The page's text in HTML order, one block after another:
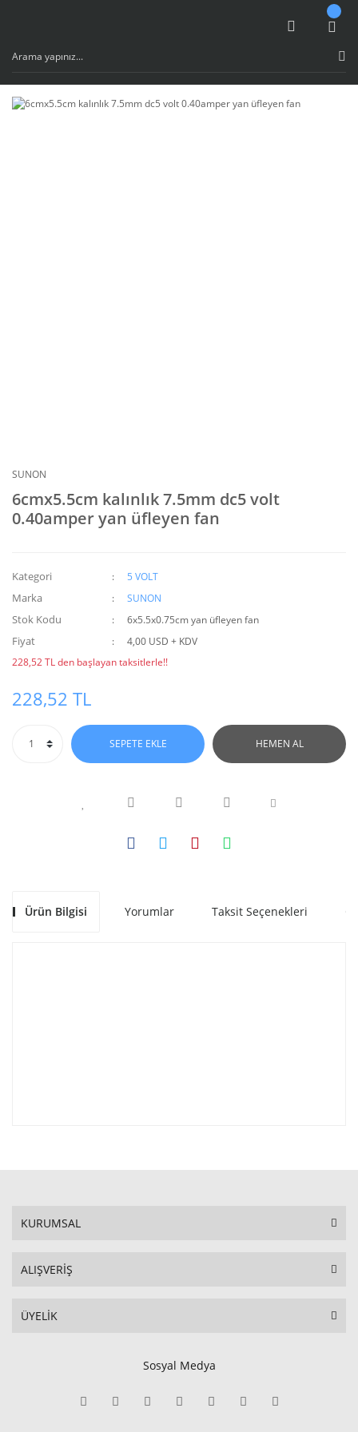
SUNON
6cmx5.5cm kalınlık 7.5mm dc5 volt
0.40amper yan üfleyen fan
Kategori 5 VOLT
Marka SUNON
Stok Kodu 6x5.5x0.75cm yan üfleyen fan
Fiyat
4,00 USD + KDV
228,52 TL den başlayan taksitlerle!!
228,52 TL
SEPETE EKLE HEMEN AL
Ürün Bilgisi Yorumlar Taksit Seçenekleri
KURUMSAL
ALIŞVERİŞ
ÜYELİK
Sosyal Medya